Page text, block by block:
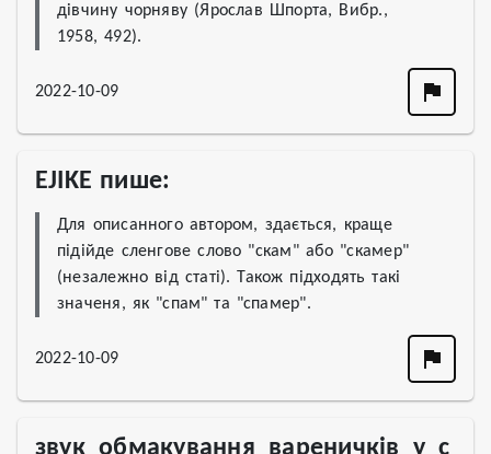
дівчину чорняву (Ярослав Шпорта, Вибр.,
1958, 492).
2022-10-09
EJIKE пише:
Для описанного автором, здається, краще
підійде сленгове слово "скам" або "скамер"
(незалежно від статі). Також підходять такі
значеня, як "спам" та "спамер".
2022-10-09
звук_обмакування_вареничків_у_с